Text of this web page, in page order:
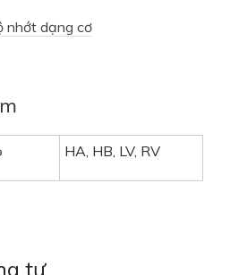
nhớt dạng cơ
HA, HB, LV, RV
tự